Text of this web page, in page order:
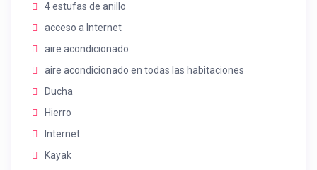
4 estufas de anillo
acceso a Internet
aire acondicionado
aire acondicionado en todas las habitaciones
Ducha
Hierro
Internet
Kayak